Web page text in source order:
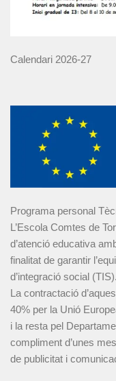
Calendari 2026-27
Programa personal
L’Escola Comtes de
d’atenció educativa
finalitat de garantir
d’integració social (TIS).
La contractació
40% per la Unió
i la resta pel
compliment d’unes
de publicitat i